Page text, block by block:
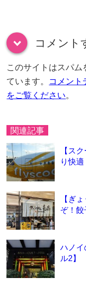
down コメント
このサイトはスパ
ています。 コメント
をご覧ください。
関連記事
【ス
り快適
【ぎ
ぞ！
ハノ
ル2】